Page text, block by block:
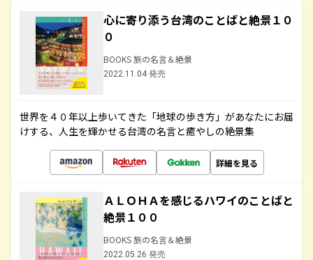
心に寄り添う台湾のことばと絶景１０
０
BOOKS 旅の名言＆絶景
2022.11.04 発売
世界を４０年以上歩いてきた「地球の歩き方」があなたにお届
けする、人生を輝かせる台湾の名言と癒やしの絶景集
詳細を見る
ＡＬＯＨＡを感じるハワイのことばと
絶景１００
BOOKS 旅の名言＆絶景
2022.05.26 発売